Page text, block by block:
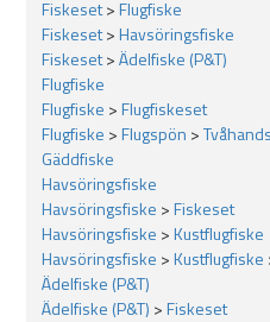
Modell: Guideline Embrace
Typ: Tvåhandsflugfiskeset
Spölängd: 12 fot
Linklass: #7/8
Spö: 4-delat
Klingmaterial: 26/30T
Aktion: Medium/halvaktion
Flugrulle: Guideline NOVA 810
Skjutlina: Mono Shooting Line
Klump: Power Scandi Body
Spets: 12' Intermediate 7 g
Total klumpvikt: 29 g / 448
Rekommenderad
Fiskeset>Flugfiske
Fiskeset>Havsöringsfiske
Fiskeset>Ädelfiske (P&T)
Flugfiske
Flugfiske >Flugfiskeset
Flugfiske >Flugspön >
Gäddfiske
Havsöringsfiske
Havsöringsfiske >Fiskeset
Havsöringsfiske >Kustflugfiske
Havsöringsfiske >Kustflugfiske
Ädelfiske (P&T)
Ädelfiske (P&T) >Fiskeset